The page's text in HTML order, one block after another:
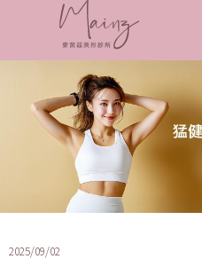
2025/09/02